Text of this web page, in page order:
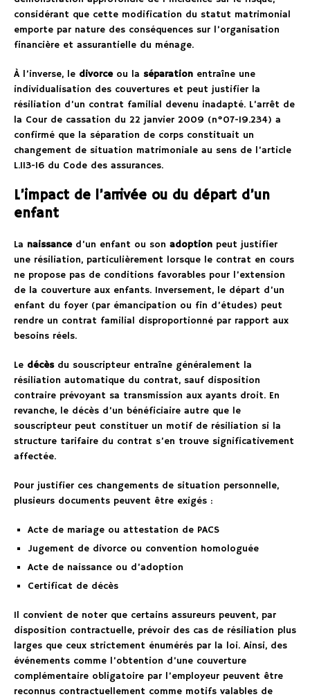
considérant que cette modification du statut matrimonial
emporte par nature des conséquences sur l’organisation
financière et assurantielle du ménage.
À l’inverse, le divorceou la séparation entraîne une
individualisation des couvertures et peut justifier la
résiliation d’un contrat familial devenu inadapté. L’arrêt de
la Cour de cassation du 22 janvier 2009 (n°07-19.234) a
confirmé que la séparation de corps constituait un
changement de situation matrimoniale au sens de l’article
L.113-16 du Code des assurances.
L’impact de l’arrivée ou du départ d’un
enfant
La naissanced’un enfant ou son adoption peut justifier
une résiliation, particulièrement lorsque le contrat en cours
ne propose pas de conditions favorables pour l’extension
de la couverture aux enfants. Inversement, le départ d’un
enfant du foyer (par émancipation ou fin d’études) peut
rendre un contrat familial disproportionné par rapport aux
besoins réels.
Le décèsdu souscripteur entraîne généralement la
résiliation automatique du contrat, sauf disposition
contraire prévoyant sa transmission aux ayants droit. En
revanche, le décès d’un bénéficiaire autre que le
souscripteur peut constituer un motif de résiliation si la
structure tarifaire du contrat s’en trouve significativement
affectée.
Pour justifier ces changements de situation personnelle,
plusieurs documents peuvent être exigés :
Acte de mariage ou attestation de PACS
Jugement de divorce ou convention homologuée
Acte de naissance ou d’adoption
Certificat de décès
Il convient de noter que certains assureurs peuvent, par
disposition contractuelle, prévoir des cas de résiliation plus
larges que ceux strictement énumérés par la loi. Ainsi, des
événements comme l’obtention d’une couverture
complémentaire obligatoire par l’employeur peuvent être
reconnus contractuellement comme motifs valables de